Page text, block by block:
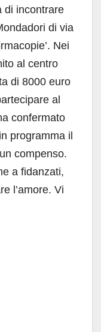
di incontrare
di via
Nei
al centro
di 8000 euro
al
confermato
programma il
compenso.
a fidanzati,
l’amore. Vi